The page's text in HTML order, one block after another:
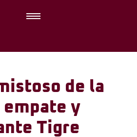
de la
empate y
Tigre